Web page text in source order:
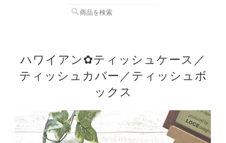
ハワイアン✿ティッシュケース／
ティッシュカバー／ティッシュボ
ックス